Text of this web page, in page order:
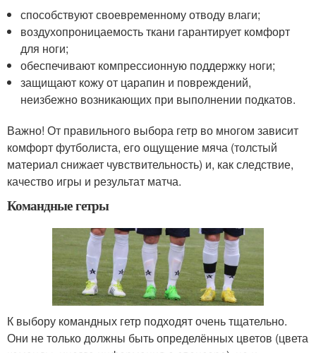
способствуют своевременному отводу влаги;
воздухопроницаемость ткани гарантирует комфорт
для ноги;
обеспечивают компрессионную поддержку ноги;
защищают кожу от царапин и повреждений,
неизбежно возникающих при выполнении подкатов.
Важно! От правильного выбора гетр во многом зависит
комфорт футболиста, его ощущение мяча (толстый
материал снижает чувствительность) и, как следствие,
качество игры и результат матча.
Командные гетры
К выбору командных гетр подходят очень тщательно.
Они не только должны быть определённых цветов (цвета